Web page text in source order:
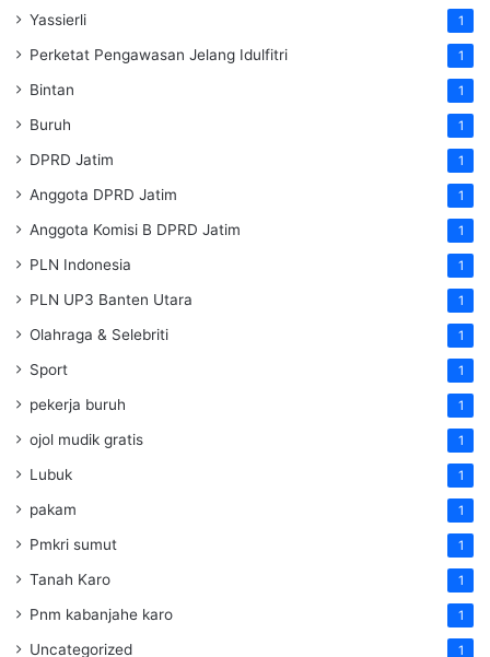
Yassierli 1
Perketat Pengawasan Jelang Idulfitri 1
Bintan 1
Buruh 1
DPRD Jatim 1
Anggota DPRD Jatim 1
Anggota Komisi B DPRD Jatim 1
PLN Indonesia 1
PLN UP3 Banten Utara 1
Olahraga & Selebriti 1
Sport 1
pekerja buruh 1
ojol mudik gratis 1
Lubuk 1
pakam 1
Pmkri sumut 1
Tanah Karo 1
Pnm kabanjahe karo 1
Uncategorized 1